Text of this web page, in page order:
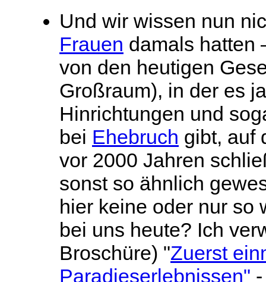
Und wir wissen nun
Frauen damals hatten
von den heutigen
Großraum), in der es
Hinrichtungen und
bei Ehebruch gibt, auf
vor 2000 Jahren
sonst so ähnlich
hier keine oder nur so
bei uns heute? Ich
Broschüre) "Zuerst
Paradieserlebnissen"